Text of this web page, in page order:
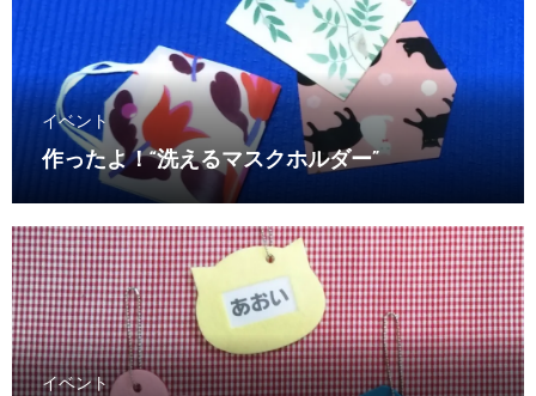
イベント
作ったよ！“洗えるマスクホルダー”
イベント